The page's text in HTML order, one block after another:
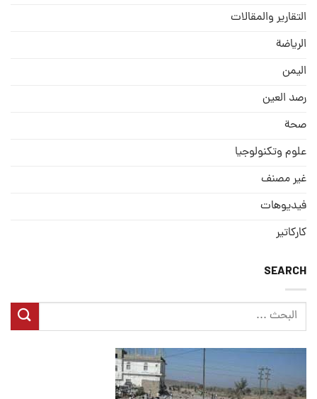
التقارير والمقالات
الریاضة
الیمن
رصد العین
صحة
علوم وتكنولوجيا
غير مصنف
فيديوهات
كاركاتير
SEARCH